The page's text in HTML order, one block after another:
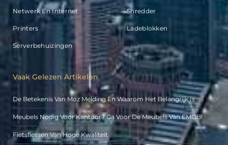
Netwerk En Internet
Printers
Serverbehuizingen
Shredder
Ladeblokken
Vaak Gelezen Artikelen
De Betekenis Van Moz Melding En Waarom Het Belangrijk Is
Meubels Nodig Voor Kantoor? Ga Voor De Meubels Van EMOB!
Fietsflessen Van Hoge Kwaliteit